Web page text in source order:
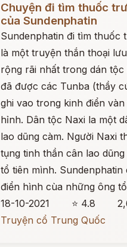
Chuyện đi tìm thuốc
của Sundenphatin
Sundenphatin đi tìm thuốc
là một truyện thắn thoại
rộng rãi nhất trong dán tộc
đã được các Tunba (thầy
ghi vao trong kinh điển
hỉnh. Dân tộc Naxi la một
lao dũng càm. Người Naxi
tụng tinh thần cân lao
tổ tiên mình. Sundenphatin
điển hình cùa những ông
18-10-2021
⭐ 4.8
Truyện cổ Trung Quốc